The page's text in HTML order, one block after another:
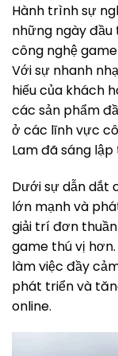
Hành trình sự
những ngày
công nghệ
Với sự nhanh
hiếu của khách
các sản phẩm
ở các lĩnh vực
Lam đã sáng
Dưới sự dẫn dắt
lớn mạnh và
giải trí đơn
game thú vị
làm việc đầy
phát triển và
online.